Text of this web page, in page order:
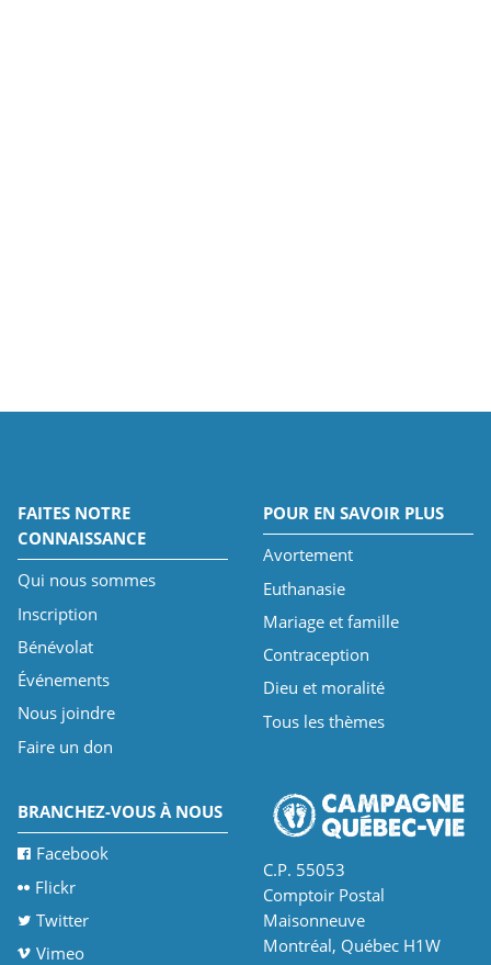
FAITES NOTRE
CONNAISSANCE
Qui nous sommes
Inscription
Bénévolat
Événements
Nous joindre
Faire un don
POUR EN SAVOIR PLUS
Avortement
Euthanasie
Mariage et famille
Contraception
Dieu et moralité
Tous les thèmes
BRANCHEZ-VOUS À NOUS
Facebook
Flickr
Twitter
Vimeo
C.P. 55053
Comptoir Postal
Maisonneuve
Montréal, Québec H1W